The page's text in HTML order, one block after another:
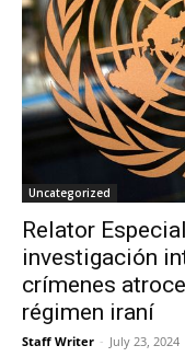
Uncategorized
Relator
investigación
crímenes
régimen iraní
Staff Writer - July 23, 2024